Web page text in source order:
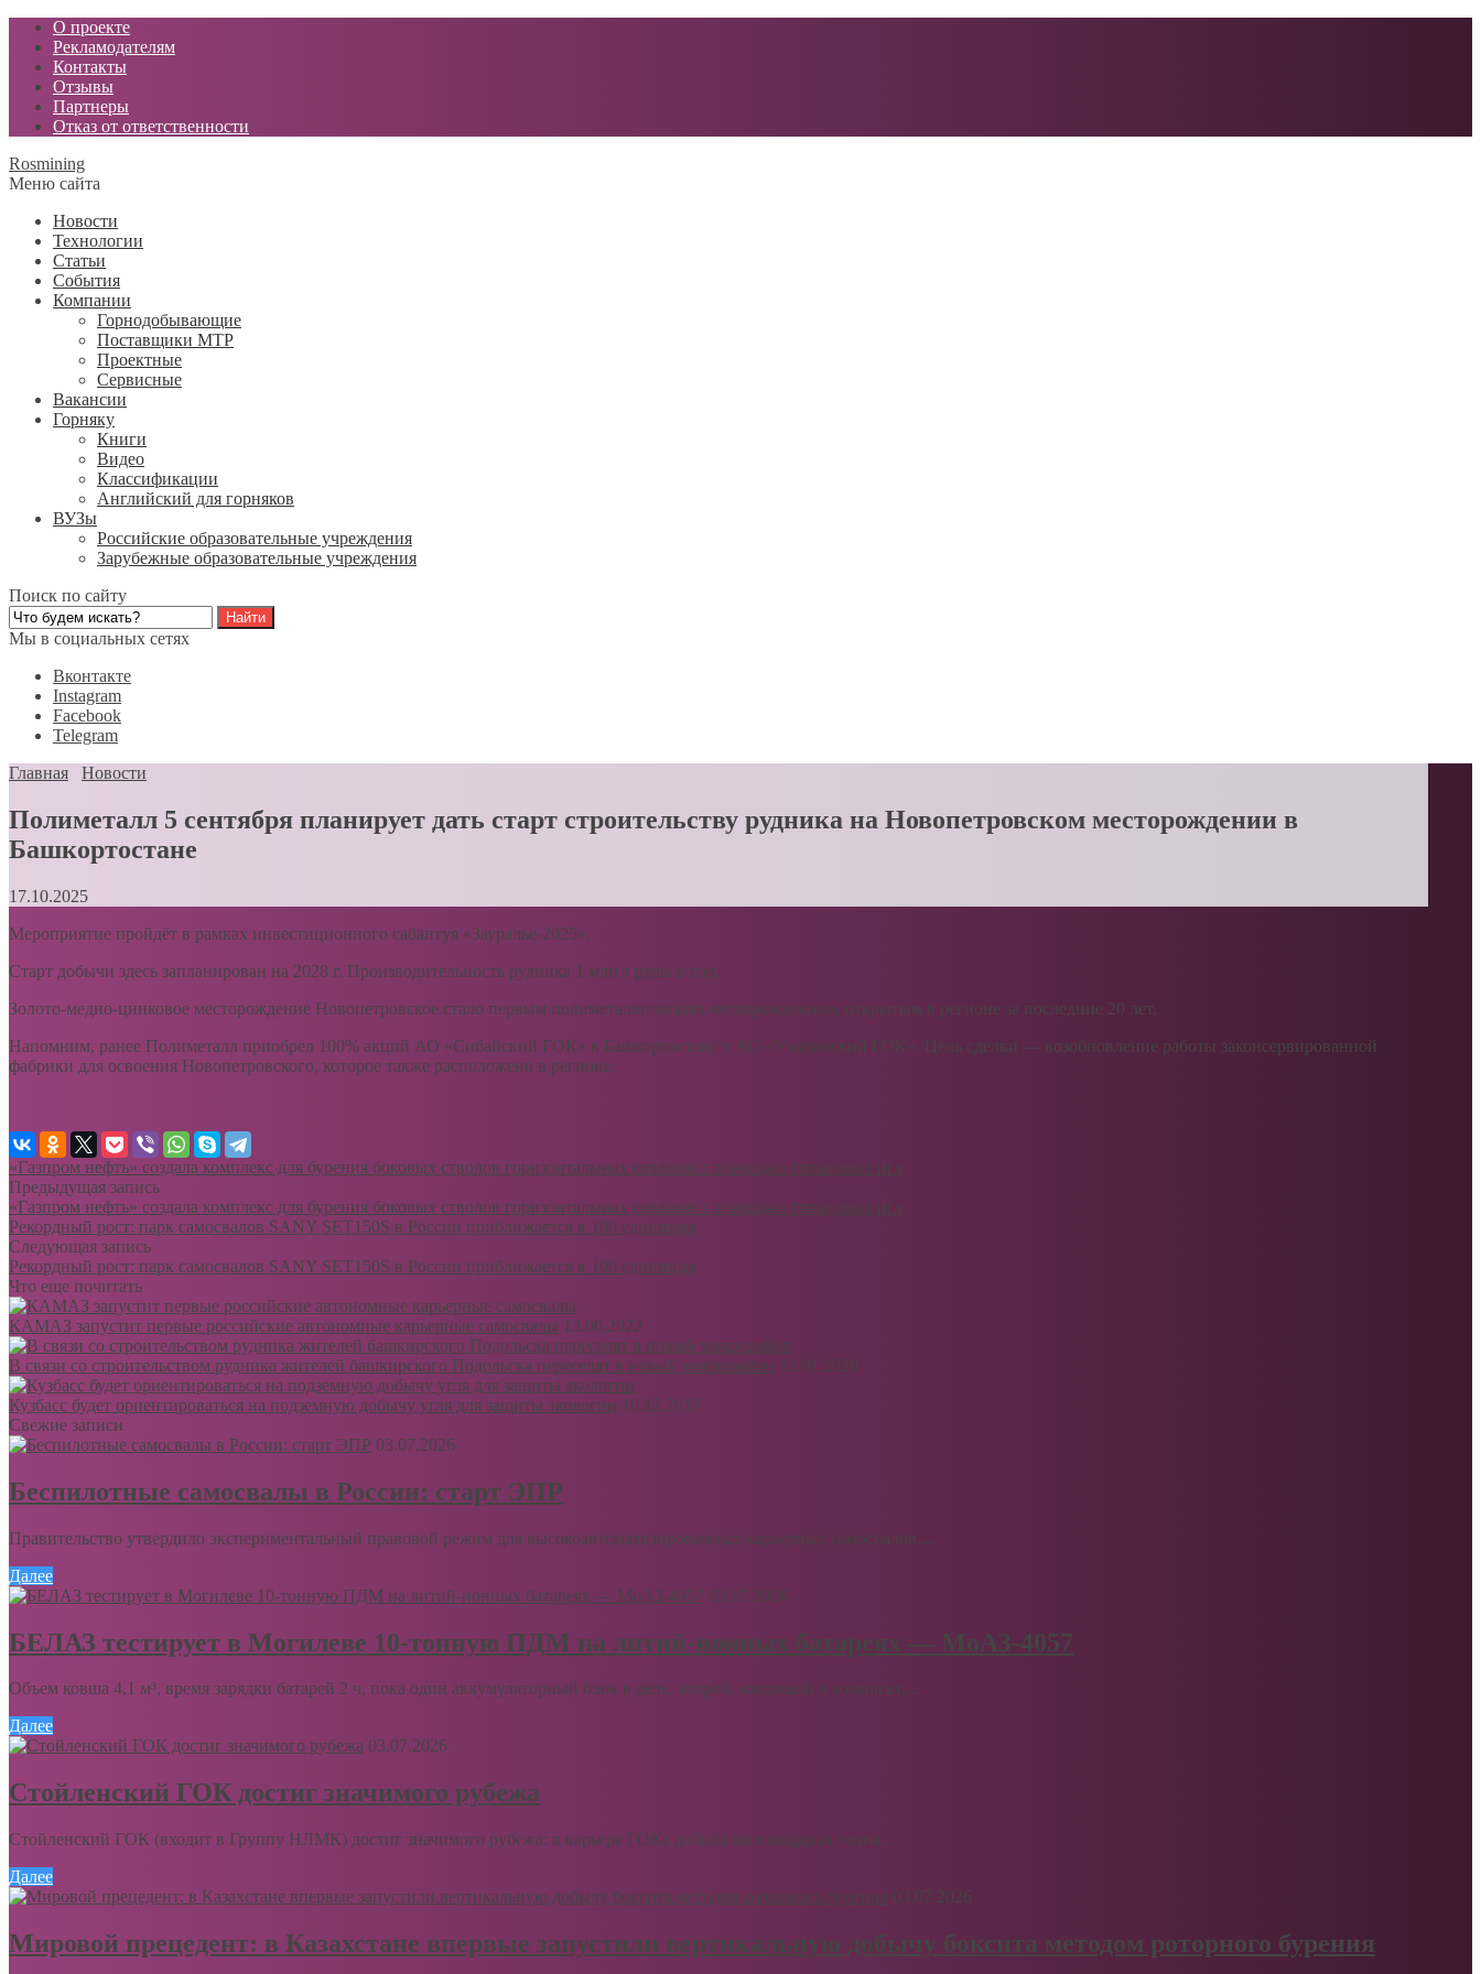
О проекте
Рекламодателям
Контакты
Отзывы
Партнеры
Отказ от ответственности
Rosmining
Меню сайта
Новости
Технологии
Статьи
События
Компании
Горнодобывающие
Поставщики МТР
Проектные
Сервисные
Вакансии
Горняку
Книги
Видео
Классификации
Английский для горняков
ВУЗы
Российские образовательные учреждения
Зарубежные образовательные учреждения
Поиск по сайту
Мы в социальных сетях
Вконтакте
Instagram
Facebook
Telegram
Главная
Новости
Полиметалл 5 сентября планирует дать старт строительству рудника на Новопетровском месторождении в
Башкортостане
17.10.2025
Мероприятие пройдёт в рамках инвестиционного сабантуя «Зауралье-2025».
Старт добычи здесь запланирован на 2028 г. Производительность рудника 1 млн т руды в год.
Золото-медно-цинковое месторождение Новопетровское стало первым полиметаллическим месторождением, открытым в регионе за последние 20 лет.
Напомним, ранее Полиметалл приобрел 100% акций АО «Сибайский ГОК» в Башкортостане у АО «Учалинский ГОК». Цель сделки — возобновление работы законсервированной
фабрики для освоения Новопетровского, которое также расположено в регионе.
«Газпром нефть» создала комплекс для бурения боковых стволов горизонтальных скважин с помощью титановых игл
Предыдущая запись
«Газпром нефть» создала комплекс для бурения боковых стволов горизонтальных скважин с помощью титановых игл
Рекордный рост: парк самосвалов SANY SET150S в России приближается к 100 единицам
Следующая запись
Рекордный рост: парк самосвалов SANY SET150S в России приближается к 100 единицам
Что еще почитать
КАМАЗ запустит первые российские автономные карьерные самосвалы 13.06.2022
В связи со строительством рудника жителей башкирского Подольска переселят в новый микрорайон 15.01.2020
Кузбасс будет ориентироваться на подземную добычу угля для защиты экологии 10.12.2018
Свежие записи
03.07.2026
Беспилотные самосвалы в России: старт ЭПР
Правительство утвердило экспериментальный правовой режим для высокоавтоматизированных карьерных самосвалов....
Далее
03.07.2026
БЕЛАЗ тестирует в Могилеве 10-тонную ПДМ на литий-ионных батареях — МоАЗ-4057
Объем ковша 4,1 м³, время зарядки батарей 2 ч, пока один аккумуляторный блок в деле, второй, входящий в комплект,...
Далее
03.07.2026
Стойленский ГОК достиг значимого рубежа
Стойленский ГОК (входит в Группу НЛМК) достиг значимого рубежа: в карьере ГОКа добыта миллиардная тонна...
Далее
03.07.2026
Мировой прецедент: в Казахстане впервые запустили вертикальную добычу боксита методом роторного бурения